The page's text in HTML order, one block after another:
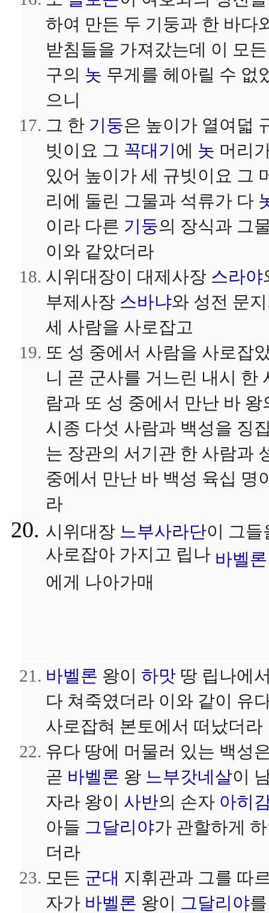
하여 만든 두 기둥과 한 바다
받침들을 가져갔는데 이 모
구의 놋 무게를 헤아릴 수 없
으니
그 한 기둥은 높이가 열여덟
빗이요 그 꼭대기에 놋 머리
있어 높이가 세 규빗이요 그
리에 둘린 그물과 석류가 다
이라 다른 기둥의 장식과 그
이와 같았더라
시위대장이 대제사장 스라야
부제사장 스바냐와 성전 문
세 사람을 사로잡고
또 성 중에서 사람을 사로잡
니 곧 군사를 거느린 내시 한
람과 또 성 중에서 만난 바 왕
시종 다섯 사람과 백성을 징
는 장관의 서기관 한 사람과
중에서 만난 바 백성 육십 명
라
시위대장 느부사라단이 그들
사로잡아 가지고 립나 바벨론
에게 나아가매
바벨론 왕이 하맛 땅 립나에
다 쳐죽였더라 이와 같이 유
사로잡혀 본토에서 떠났더라
유다 땅에 머물러 있는 백성
곧 바벨론 왕 느부갓네살이
자라 왕이 사반의 손자 아히
아들 그달리야가 관할하게
더라
모든 군대 지휘관과 그를 따
자가 바벨론 왕이 그달리야